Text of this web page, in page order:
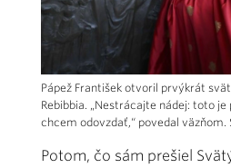
Pápež František otvoril prvýkrát
Rebibbia. „Nestrácajte nádej: toto
chcem odovzdať,“ povedal väzňom.
Potom, čo sám prešiel